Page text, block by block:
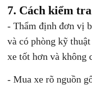
7. Cách kiểm
- Thẩm định đơn vị
và có phòng kỹ
xe tốt hơn và không
- Mua xe rõ nguồn